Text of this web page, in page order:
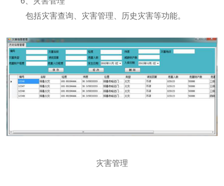
包括灾害查询、灾害管理、历史灾害等功能。
灾害管理